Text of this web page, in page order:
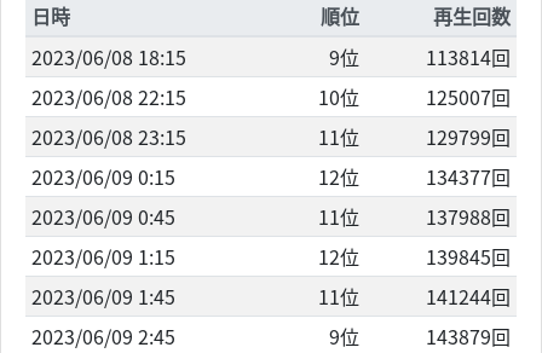
日時 順位
再生回数
2023/06/08 18:15
9位
113814回
2023/06/08 22:15
10位
125007回
2023/06/08 23:15
11位
129799回
2023/06/09 0:15
12位
134377回
2023/06/09 0:45
11位
137988回
2023/06/09 1:15
12位
139845回
2023/06/09 1:45
11位
141244回
2023/06/09 2:45
9位
143879回